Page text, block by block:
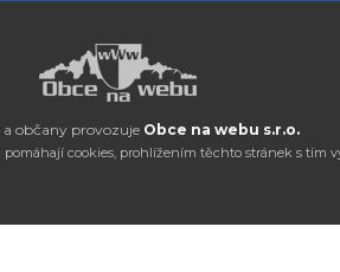
a občany provozuje Obce na webu s.r.o.
cookies, prohlížením těchto stránek s tím